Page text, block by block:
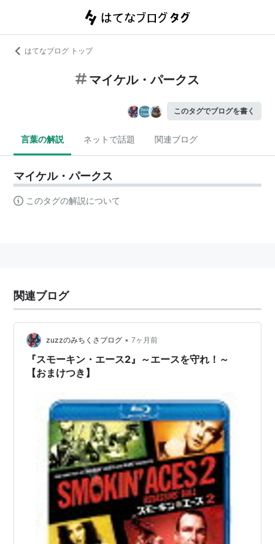
はてなブログ トップ
マイケル・パークス
このタグでブログを書く
言葉の解説 ネットで話題 関連ブログ
マイケル・パークス
このタグの解説について
関連ブログ
zuzzのみちくさブログ • 7ヶ月前
『スモーキン・エース2』～エースを守れ！～
【おまけつき】